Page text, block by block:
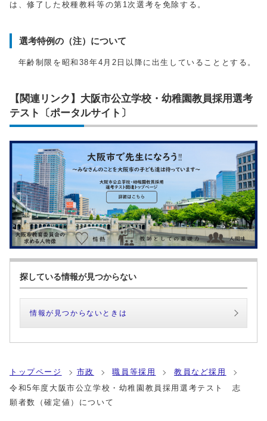
は、修了した校種教科等の第1次選考を免除する。
選考特例の（注）について
年齢制限を昭和38年4月2日以降に出生していることとする。
【関連リンク】大阪市公立学校・幼稚園教員採用選考
テスト〔ポータルサイト〕
探している情報が見つからない
情報が見つからないときは
トップページ 市政 職員等採用
教員など採用
令和5年度大阪市公立学校・幼稚園教員採用選考テスト 志
願者数（確定値）について